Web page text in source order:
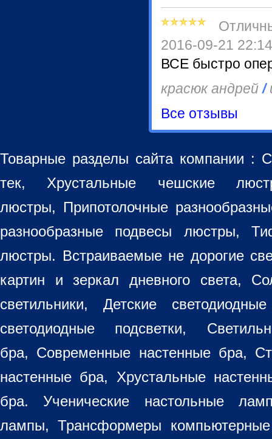
2016-09-21 22:14
ВСЕ быстро
красюк андрей/
Все отзывы
Товарные разделы сайта компании :
тек, Хрустальные чешские
люстры, Припотолочные
разнообразные подвесы люстры,
люстры. Встраиваемые не дорогие
картин и зеркал дневного света,
светильники, Детские
светодиодные подсветки,
бра, Современные настенные бра,
настенные бра, Хрустальные
бра. Ученические настольные
лампы, Трансформеры